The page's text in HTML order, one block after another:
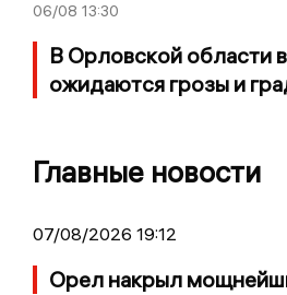
06/08 13:30
В Орловской области
ожидаются грозы и
Главные новости
07/08/2026 19:12
Орел накрыл